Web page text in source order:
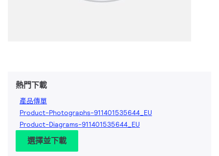
熱門下載
產品傳單
Product-Photographs-911401535644_EU
Product-Diagrams-911401535644_EU
選擇並下載